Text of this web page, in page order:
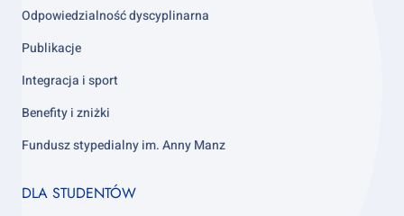
Odpowiedzialność dyscyplinarna
Publikacje
Integracja i sport
Benefity i zniżki
Fundusz stypedialny im. Anny Manz
Footer
DLA STUDENTÓW